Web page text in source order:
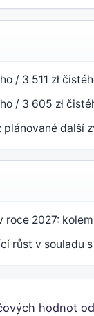
/ 3 511 zł
/ 3 605 zł
další
2027:
růst v souladu
hodnot